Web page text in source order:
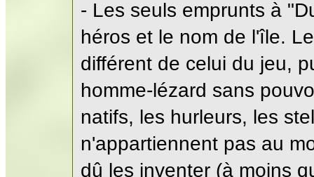
- Les seuls emprunts à
héros et le nom de l'île.
différent de celui du jeu,
homme-lézard sans
natifs, les hurleurs, les
n'appartiennent pas au
dû les inventer (à moins